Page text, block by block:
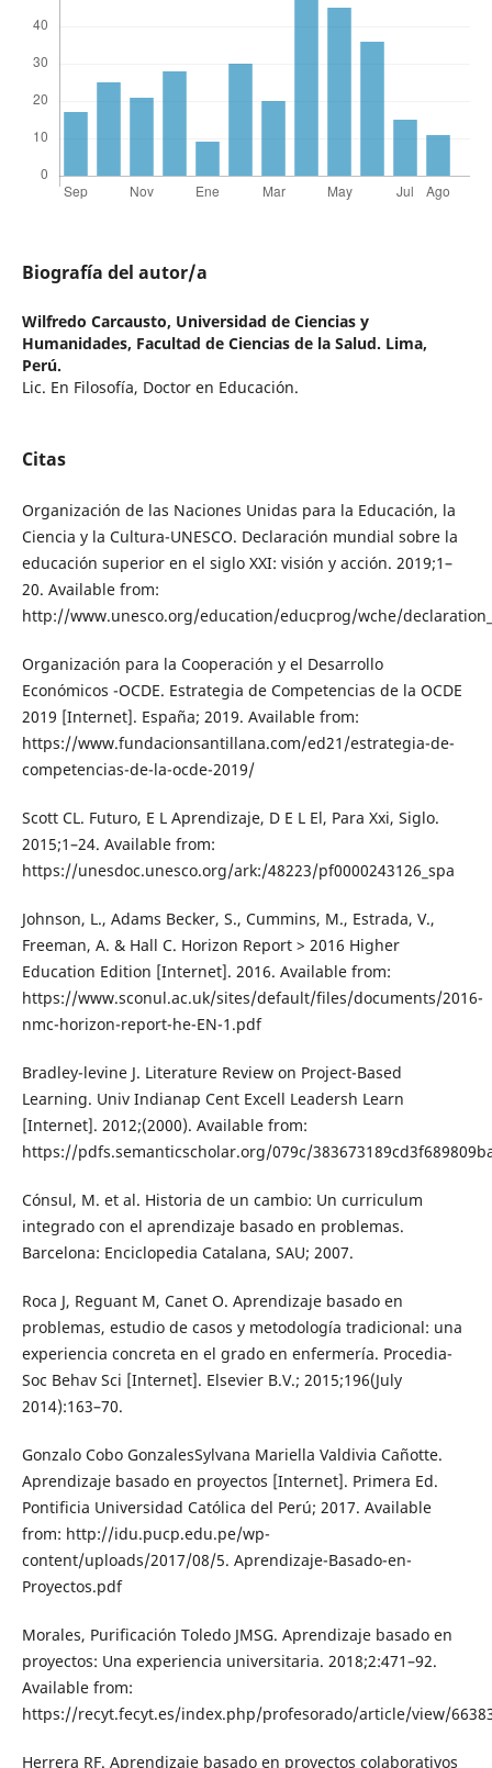
Biografía del autor/a
Wilfredo Carcausto, Universidad de Ciencias y
Humanidades, Facultad de Ciencias de la Salud. Lima,
Perú.
Lic. En Filosofía, Doctor en Educación.
Citas
Organización de las Naciones Unidas para la Educación, la
Ciencia y la Cultura-UNESCO. Declaración mundial sobre la
educación superior en el siglo XXI: visión y acción. 2019;1–
20. Available from:
http://www.unesco.org/education/educprog/wche/
Organización para la Cooperación y el Desarrollo
Económicos -OCDE. Estrategia de Competencias de la OCDE
2019 [Internet]. España; 2019. Available from:
https://www.fundacionsantillana.com/ed21/estrategia-de-
competencias-de-la-ocde-2019/
Scott CL. Futuro, E L Aprendizaje, D E L El, Para Xxi, Siglo.
2015;1–24. Available from:
https://unesdoc.unesco.org/ark:/48223/pf0000243126_spa
Johnson, L., Adams Becker, S., Cummins, M., Estrada, V.,
Freeman, A. & Hall C. Horizon Report > 2016 Higher
Education Edition [Internet]. 2016. Available from:
https://www.sconul.ac.uk/sites/default/files/documents/2016-
nmc-horizon-report-he-EN-1.pdf
Bradley-levine J. Literature Review on Project-Based
Learning. Univ Indianap Cent Excell Leadersh Learn
[Internet]. 2012;(2000). Available from:
https://pdfs.semanticscholar.org/079c/
Cónsul, M. et al. Historia de un cambio: Un curriculum
integrado con el aprendizaje basado en problemas.
Barcelona: Enciclopedia Catalana, SAU; 2007.
Roca J, Reguant M, Canet O. Aprendizaje basado en
problemas, estudio de casos y metodología tradicional: una
experiencia concreta en el grado en enfermería. Procedia-
Soc Behav Sci [Internet]. Elsevier B.V.; 2015;196(July
2014):163–70.
Gonzalo Cobo GonzalesSylvana Mariella Valdivia Cañotte.
Aprendizaje basado en proyectos [Internet]. Primera Ed.
Pontificia Universidad Católica del Perú; 2017. Available
from: http://idu.pucp.edu.pe/wp-
content/uploads/2017/08/5. Aprendizaje-Basado-en-
Proyectos.pdf
Morales, Purificación Toledo JMSG. Aprendizaje basado en
proyectos: Una experiencia universitaria. 2018;2:471–92.
Available from:
https://recyt.fecyt.es/index.php/profesorado/article/view/
Herrera RF. Aprendizaje basado en proyectos colaborativos